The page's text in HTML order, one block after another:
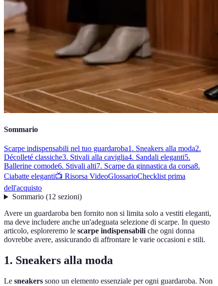
Sommario
Scarpe indispensabili nel tuo guardaroba1. Sneakers alla moda2.
Décolleté classiche3. Stivali alla caviglia4. Sandali eleganti5.
Ballerine comode6. Stivali alti7. Scarpe da ginnastica da corsa8.
Ciabatte eleganti📺 Risorsa VideoGlossarioChecklist prima
dell'acquisto
Sommario(12 sezioni)
Avere un guardaroba ben fornito non si limita solo a vestiti eleganti,
ma deve includere anche un'adeguata selezione di scarpe. In questo
articolo, esploreremo le scarpe indispensabiliche ogni donna
dovrebbe avere, assicurando di affrontare le varie occasioni e stili.
1. Sneakers alla moda
Le sneakers sono un elemento essenziale per ogni guardaroba. Non